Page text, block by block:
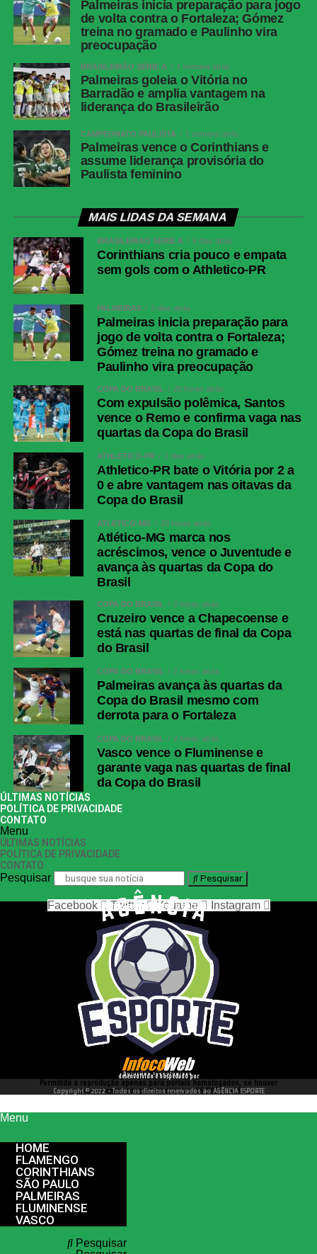
Palmeiras inicia preparação para jogo
de volta contra o Fortaleza; Gómez
treina no gramado e Paulinho vira
preocupação
BRASILEIRÃO SÉRIE A 1 semana atrás
Palmeiras goleia o Vitória no
Barradão e amplia vantagem na
liderança do Brasileirão
CAMPEONATO PAULISTA 1 semana atrás
Palmeiras vence o Corinthians e
assume liderança provisória do
Paulista feminino
MAIS LIDAS DA SEMANA
BRASILEIRÃO SÉRIE A 6 dias atrás
Corinthians cria pouco e empata
sem gols com o Athletico-PR
PALMEIRAS 2 dias atrás
Palmeiras inicia preparação para
jogo de volta contra o Fortaleza;
Gómez treina no gramado e
Paulinho vira preocupação
COPA DO BRASIL 20 horas atrás
Com expulsão polêmica, Santos
vence o Remo e confirma vaga nas
quartas da Copa do Brasil
ATHLETICO-PR 2 dias atrás
Athletico-PR bate o Vitória por 2 a
0 e abre vantagem nas oitavas da
Copa do Brasil
ATLÉTICO-MG 20 horas atrás
Atlético-MG marca nos
acréscimos, vence o Juventude e
avança às quartas da Copa do
Brasil
COPA DO BRASIL 2 horas atrás
Cruzeiro vence a Chapecoense e
está nas quartas de final da Copa
do Brasil
COPA DO BRASIL 2 horas atrás
Palmeiras avança às quartas da
Copa do Brasil mesmo com
derrota para o Fortaleza
COPA DO BRASIL 2 horas atrás
Vasco vence o Fluminense e
garante vaga nas quartas de final
da Copa do Brasil
ÚLTIMAS NOTÍCIAS
POLÍTICA DE PRIVACIDADE
CONTATO
Menu
ÚLTIMAS NOTÍCIAS
POLÍTICA DE PRIVACIDADE
CONTATO
Pesquisar Pesquisar
nos siga nas redes sociais
Facebook Twitter Youtube Instagram
desenvolvido e hospedado por
Permitida a reprodução apenas para portais homologados, se houver
interesse entre em contato conosco 66 99977 4262
Copyright © 2022 - Todos os direitos reservados ao AGÊNCIA ESPORTE
Menu
HOME
FLAMENGO
CORINTHIANS
SÃO PAULO
PALMEIRAS
FLUMINENSE
VASCO
Pesquisar